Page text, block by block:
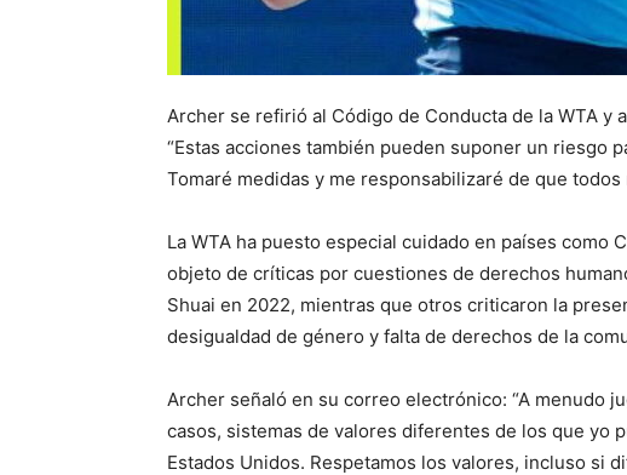
Archer se refirió al Código de Conducta de la WTA
“Estas acciones también pueden suponer un riesgo
Tomaré medidas y me responsabilizaré de que
La WTA ha puesto especial cuidado en países
objeto de críticas por cuestiones de derechos
Shuai en 2022, mientras que otros criticaron la
desigualdad de género y falta de derechos de la
Archer señaló en su correo electrónico: “A menudo
casos, sistemas de valores diferentes de los que yo
Estados Unidos. Respetamos los valores, incluso si